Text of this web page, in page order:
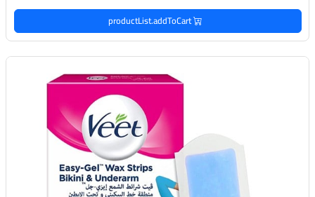
productList.addToCart